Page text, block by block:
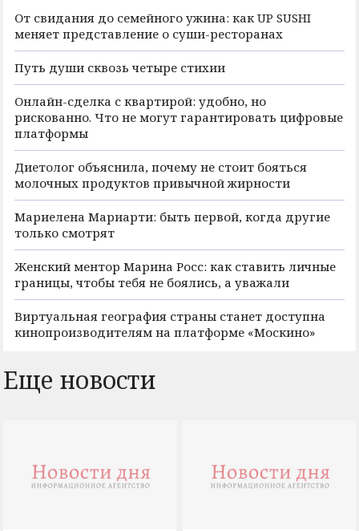
От свидания до семейного ужина: как UP SUSHI
меняет представление о суши-ресторанах
Путь души сквозь четыре стихии
Онлайн-сделка с квартирой: удобно, но
рискованно. Что не могут гарантировать цифровые
платформы
Диетолог объяснила, почему не стоит бояться
молочных продуктов привычной жирности
Мариелена Мариарти: быть первой, когда другие
только смотрят
Женский ментор Марина Росс: как ставить личные
границы, чтобы тебя не боялись, а уважали
Виртуальная география страны станет доступна
кинопроизводителям на платформе «Москино»
Еще новости